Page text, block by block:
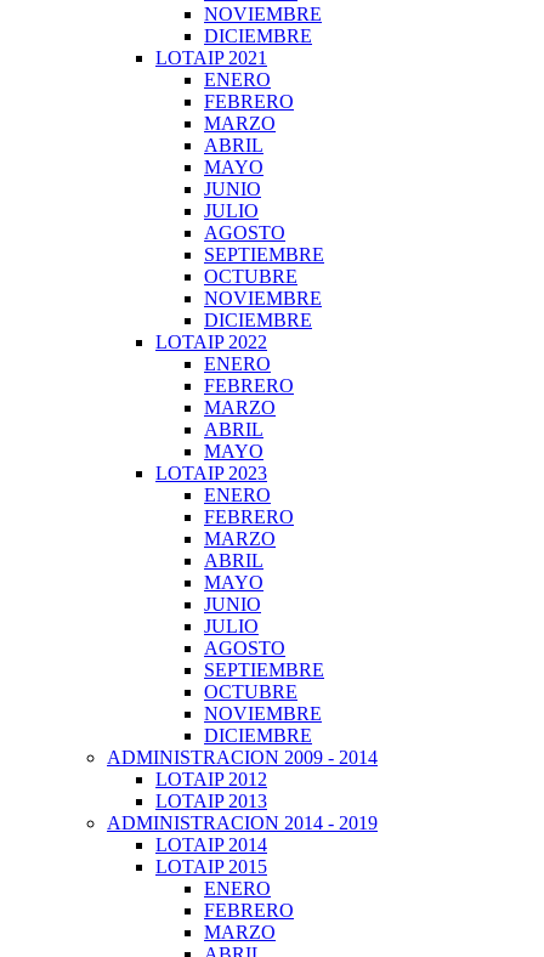
NOVIEMBRE
DICIEMBRE
LOTAIP 2021
ENERO
FEBRERO
MARZO
ABRIL
MAYO
JUNIO
JULIO
AGOSTO
SEPTIEMBRE
OCTUBRE
NOVIEMBRE
DICIEMBRE
LOTAIP 2022
ENERO
FEBRERO
MARZO
ABRIL
MAYO
LOTAIP 2023
ENERO
FEBRERO
MARZO
ABRIL
MAYO
JUNIO
JULIO
AGOSTO
SEPTIEMBRE
OCTUBRE
NOVIEMBRE
DICIEMBRE
ADMINISTRACION 2009 - 2014
LOTAIP 2012
LOTAIP 2013
ADMINISTRACION 2014 - 2019
LOTAIP 2014
LOTAIP 2015
ENERO
FEBRERO
MARZO